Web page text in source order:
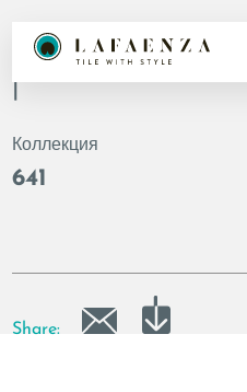
Код
|
Коллекция
641
Share: